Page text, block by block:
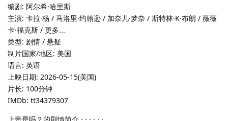
编剧: 阿尔希·哈里斯
主演: 卡拉·杨 / 马洛里·约翰逊 / 加奈儿·梦奈 / 斯特林·K·布朗 / 薇薇
卡·福克斯 / 更多...
类型: 剧情 / 悬疑
制片国家/地区: 美国
语言: 英语
上映日期: 2026-05-15(美国)
片长: 100分钟
IMDb: tt34379307